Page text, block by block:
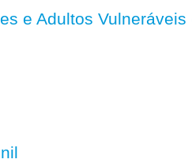
e Adultos